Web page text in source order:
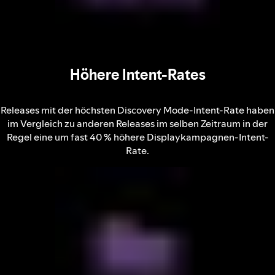
Höhere Intent-Rates
Releases mit der höchsten Discovery Mode-Intent-Rate haben
im Vergleich zu anderen Releases im selben Zeitraum in der
Regel eine um fast 40 % höhere Displaykampagnen-Intent-
Rate.